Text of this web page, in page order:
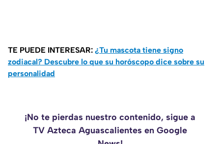
TE PUEDE INTERESAR: ¿Tu mascota tiene signo
zodiacal? Descubre lo que su horóscopo dice sobre su
personalidad
¡No te pierdas nuestro contenido, sigue a
TV Azteca Aguascalientes en Google